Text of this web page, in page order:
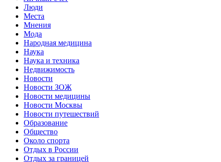
Люди
Места
Мнения
Мода
Народная медицина
Наука
Наука и техника
Недвижимость
Новости
Новости ЗОЖ
Новости медицины
Новости Москвы
Новости путешествий
Образование
Общество
Около спорта
Отдых в России
Отдых за границей